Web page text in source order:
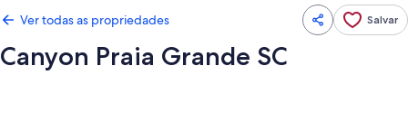
Ver todas as propriedades Salvar
Canyon Praia Grande SC